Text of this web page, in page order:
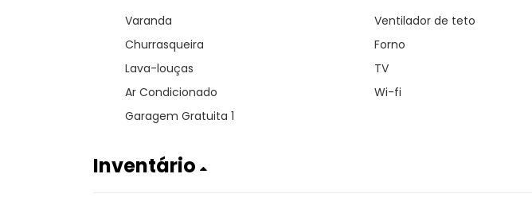
Varanda
Ventilador de teto
Churrasqueira
Forno
Lava-louças
TV
Ar Condicionado
Wi-fi
Garagem Gratuita 1
Inventário